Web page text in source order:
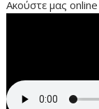
Ακούστε μας